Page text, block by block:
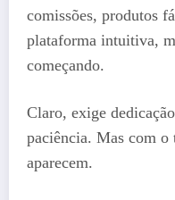
comissões, produtos
plataforma intuitiva,
começando.
Claro, exige
paciência. Mas com o
aparecem.